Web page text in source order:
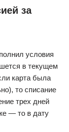
за
условия
в текущем
карта была
то списание
трех дней
— то в дату